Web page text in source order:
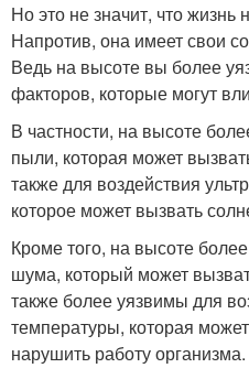
Но это не значит, что жизнь
Напротив, она имеет свои
Ведь на высоте вы более
факторов, которые могут
В частности, на высоте
пыли, которая может
также для воздействия
которое может вызвать
Кроме того, на высоте
шума, который может
также более уязвимы для
температуры, которая
нарушить работу организма.